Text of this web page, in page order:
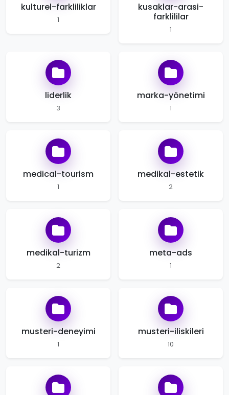
kulturel-farkliliklar
1
kusaklar-arasi-
farklililar
1
liderlik
3
marka-yönetimi
1
medical-tourism
1
medikal-estetik
2
medikal-turizm
2
meta-ads
1
musteri-deneyimi
1
musteri-iliskileri
10